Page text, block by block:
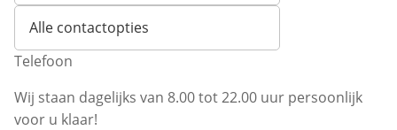
Alle contactopties
Telefoon
Wij staan dagelijks van 8.00 tot 22.00 uur persoonlijk
voor u klaar!